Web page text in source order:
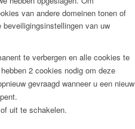
van andere domeinen tonen of
van uw
te verbergen en alle cookies te
2 cookies nodig om deze
gevraagd wanneer u een nieuw
uit te schakelen.